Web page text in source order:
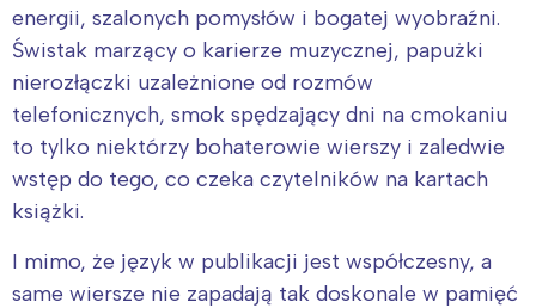
energii, szalonych pomysłów i bogatej wyobraźni.
Świstak marzący o karierze muzycznej, papużki
nierozłączki uzależnione od rozmów
telefonicznych, smok spędzający dni na cmokaniu
to tylko niektórzy bohaterowie wierszy i zaledwie
wstęp do tego, co czeka czytelników na kartach
książki.
I mimo, że język w publikacji jest współczesny, a
same wiersze nie zapadają tak doskonale w pamięć